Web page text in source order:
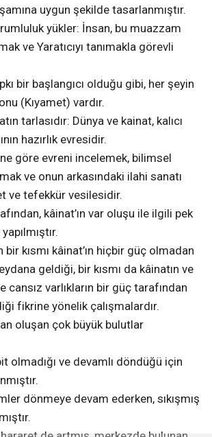
uygun şekilde tasarlanmıştır.
yükler: İnsan, bu muazzam
ve Yaratıcıyı tanımakla görevli
bir başlangıcı olduğu gibi, her şeyin
(Kıyamet) vardır.
tarlasıdır: Dünya ve kainat, kalıcı
hazırlık evresidir.
göre evreni incelemek, bilimsel
ve onun arkasındaki ilahi sanatı
ve tefekkür vesilesidir.
kâinat’ın var oluşu ile ilgili pek
bir kısmı kâinat’ın hiçbir güç olmadan
geldiği, bir kısmı da kâinatın ve
cansız varlıkların bir güç tarafından
fikrine yönelik çalışmalardır.
oluşan çok büyük bulutlar
olmadığı ve devamlı döndüğü için
dönmeye devam ederken, sıkışmış